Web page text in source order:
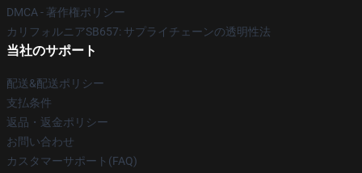
DMCA - 著作権ポリシー
カリフォルニアSB657: サプライチェーンの透明性法
当社のサポート
配送&配送ポリシー
支払条件
返品・返金ポリシー
お問い合わせ
カスタマーサポート(FAQ)